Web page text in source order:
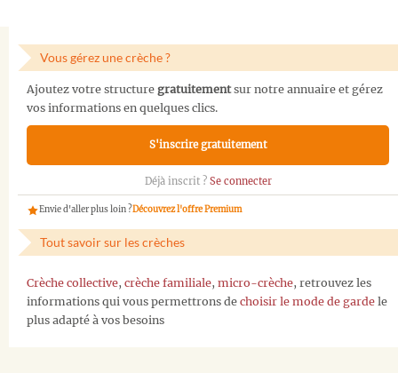
Vous gérez une crèche ?
Ajoutez votre structure gratuitementsur notre annuaire et gérez
vos informations en quelques clics.
S'inscrire gratuitement
Déjà inscrit ? Se connecter
Envie d'aller plus loin ?Découvrez l'offre Premium
Tout savoir sur les crèches
Crèche collective, crèche familiale, micro-crèche, retrouvez les
informations qui vous permettrons de choisir le mode de garde le
plus adapté à vos besoins